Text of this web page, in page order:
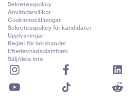
Sekretesspolicy
Användarvillkor
Cookieinställningar
Sekretesspolicy för kandidater
Upplysningar
Regler för börshandel
Efterlevnadsplattform
Sälj/dela inte